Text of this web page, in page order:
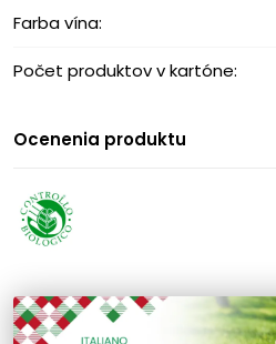
Farba vína:
Počet produktov v kartóne:
Ocenenia produktu